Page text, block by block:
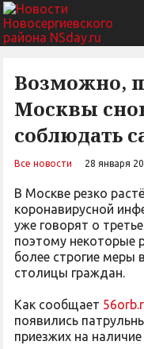
Возможно,
Москвы
соблюдать
Все новости 28 января
В Москве резко
коронавирусной
уже говорят о
поэтому некоторые
более строгие
столицы граждан.
Как сообщает
появились
приезжих на